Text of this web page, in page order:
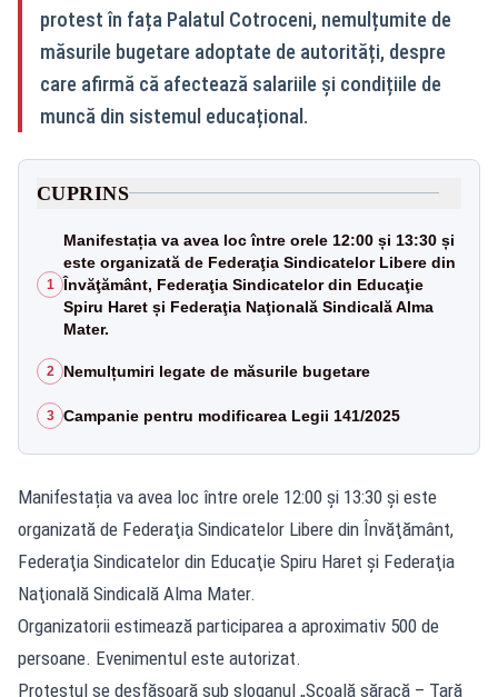
protest în fața Palatul Cotroceni, nemulțumite de
măsurile bugetare adoptate de autorități, despre
care afirmă că afectează salariile și condițiile de
muncă din sistemul educațional.
CUPRINS
1
Manifestația va avea loc între orele 12:00 și 13:30 și
este organizată de Federaţia Sindicatelor Libere din
Învăţământ, Federaţia Sindicatelor din Educaţie
Spiru Haret și Federaţia Naţională Sindicală Alma
Mater.
2 Nemulțumiri legate de măsurile bugetare
3 Campanie pentru modificarea Legii 141/2025
Manifestația va avea loc între orele 12:00 și 13:30 și este
organizată de Federaţia Sindicatelor Libere din Învăţământ,
Federaţia Sindicatelor din Educaţie Spiru Haret și Federaţia
Naţională Sindicală Alma Mater.
Organizatorii estimează participarea a aproximativ 500 de
persoane. Evenimentul este autorizat.
Protestul se desfășoară sub sloganul „Şcoală săracă – Ţară